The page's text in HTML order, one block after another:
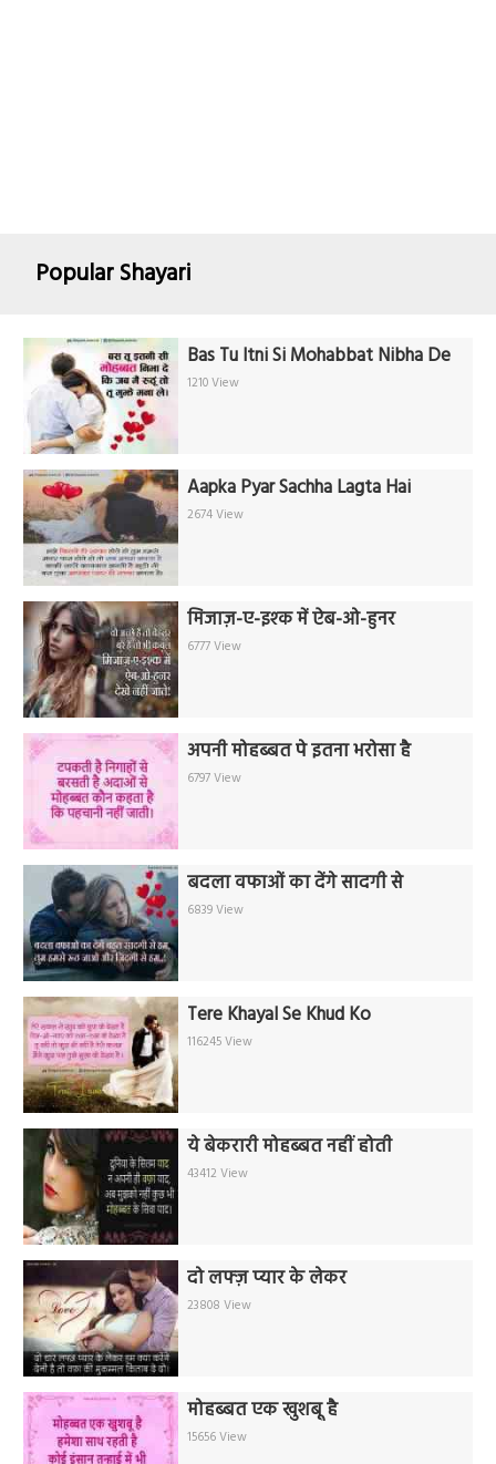
Popular Shayari
Bas Tu Itni Si Mohabbat Nibha De
1210 View
Aapka Pyar Sachha Lagta Hai
2674 View
मिजाज़-ए-इश्क में ऐब-ओ-हुनर
6777 View
अपनी मोहब्बत पे इतना भरोसा है
6797 View
बदला वफाओं का देंगे सादगी से
6839 View
Tere Khayal Se Khud Ko
116245 View
ये बेकरारी मोहब्बत नहीं होती
43412 View
दो लफ्ज़ प्यार के लेकर
23808 View
मोहब्बत एक खुशबू है
15656 View